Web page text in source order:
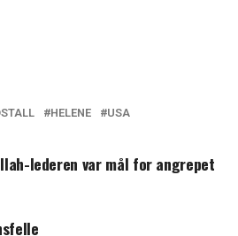
HELENE USA
lederen var mål for angrepet